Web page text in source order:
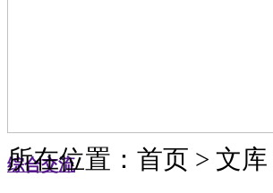
综合交流
所在位置：首页 > 文